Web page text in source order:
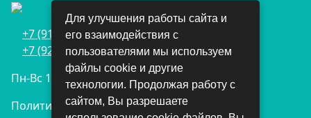
+7 (911) 698-05-70
+7 (921) 215-81-89
Пн-Вс 10-21
Политика конфиденциальности
Для улучшения работы сайта и
его взаимодействия с
пользователями мы используем
файлы cookie и другие
технологии. Продолжая работу с
сайтом, Вы разрешаете